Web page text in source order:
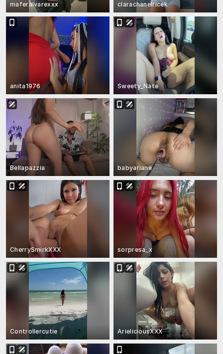
maferalvarexxx clarachanelricek
anita1976 Sweety_Nate
Bellapazzia babyariane
CherrySmirkXXX sorpresa_x
Controllercutie ArieliciousXXX